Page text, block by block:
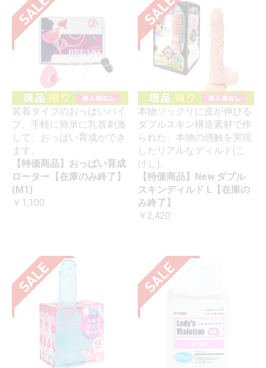
装着タイプのおっぱいバイ
ブ。手軽に簡単に乳首刺激
して、おっぱい育成ができ
ます。
【特価商品】おっぱい育成
ローター【在庫のみ終了】
(M1)
￥1,100
本物ソックリに皮が伸びる
ダブルスキン構造素材で作
られた、本物の感触を実現
したリアルなディルド(こ
けし)。
【特価商品】New ダブル
スキンディルド L【在庫の
み終了】
￥2,420